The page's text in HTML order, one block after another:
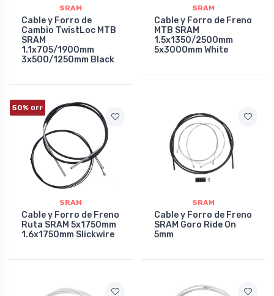
SRAM
Cable y Forro de
Cambio TwistLoc MTB
SRAM
1.1x705/1900mm
3x500/1250mm Black
SRAM
Cable y Forro de Freno
MTB SRAM
1.5x1350/2500mm
5x3000mm White
50% OFF
SRAM
Cable y Forro de Freno
Ruta SRAM 5x1750mm
1.6x1750mm Slickwire
SRAM
Cable y Forro de Freno
SRAM Goro Ride On
5mm